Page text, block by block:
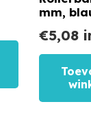
mm,
€5,08